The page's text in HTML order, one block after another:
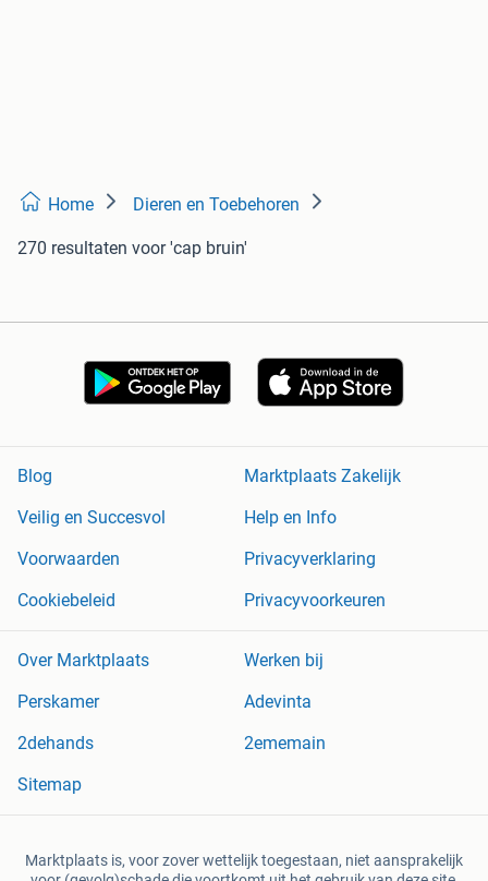
Home Dieren en Toebehoren
270 resultaten voor 'cap bruin'
Blog
Marktplaats Zakelijk
Veilig en Succesvol
Help en Info
Voorwaarden
Privacyverklaring
Cookiebeleid
Privacyvoorkeuren
Over Marktplaats
Werken bij
Perskamer
Adevinta
2dehands
2ememain
Sitemap
Marktplaats is, voor zover wettelijk toegestaan, niet aansprakelijk